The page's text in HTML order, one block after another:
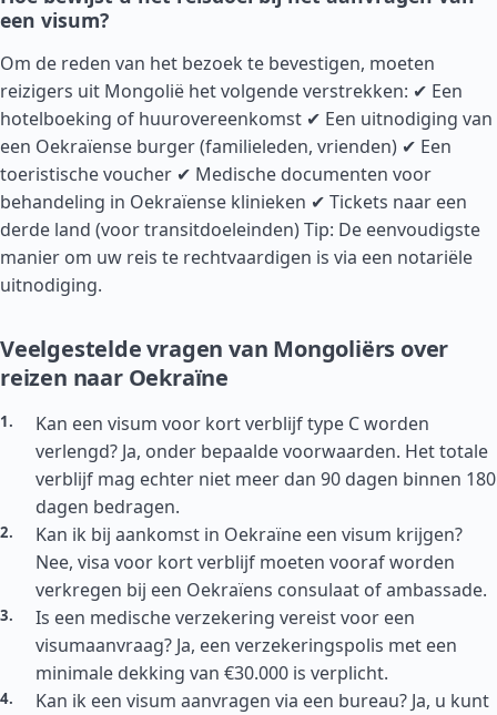
een visum?
Om de reden van het bezoek te bevestigen, moeten
reizigers uit Mongolië het volgende verstrekken: ✔ Een
hotelboeking of huurovereenkomst ✔ Een uitnodiging van
een Oekraïense burger (familieleden, vrienden) ✔ Een
toeristische voucher ✔ Medische documenten voor
behandeling in Oekraïense klinieken ✔ Tickets naar een
derde land (voor transitdoeleinden) Tip: De eenvoudigste
manier om uw reis te rechtvaardigen is via een notariële
uitnodiging.
Veelgestelde vragen van Mongoliërs over
reizen naar Oekraïne
Kan een visum voor kort verblijf type C worden
verlengd? Ja, onder bepaalde voorwaarden. Het totale
verblijf mag echter niet meer dan 90 dagen binnen 180
dagen bedragen.
Kan ik bij aankomst in Oekraïne een visum krijgen?
Nee, visa voor kort verblijf moeten vooraf worden
verkregen bij een Oekraïens consulaat of ambassade.
Is een medische verzekering vereist voor een
visumaanvraag? Ja, een verzekeringspolis met een
minimale dekking van €30.000 is verplicht.
Kan ik een visum aanvragen via een bureau? Ja, u kunt